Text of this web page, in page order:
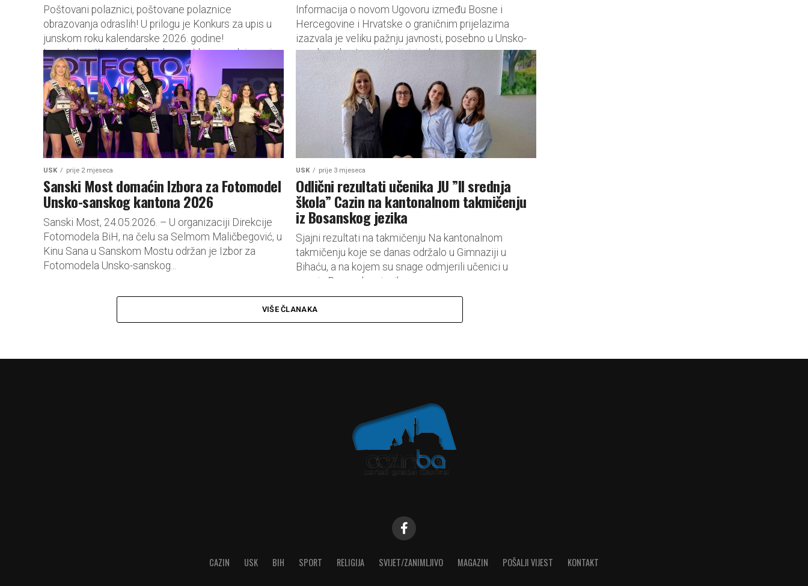
Poštovani polaznici, poštovane polaznice
obrazovanja odraslih! U prilogu je Konkurs za upis u
junskom roku kalendarske 2026. godine!
Izvor:https://www.facebook.com/drugasrednjacazin
Informacija o novom Ugovoru između Bosne i
Hercegovine i Hrvatske o graničnim prijelazima
izazvala je veliku pažnju javnosti, posebno u Unsko-
sanskom kantonu i Krajini, jer bi...
USK prije 2 mjeseca
Sanski Most domaćin Izbora za Fotomodel
Unsko-sanskog kantona 2026
Sanski Most, 24.05.2026. – U organizaciji Direkcije
Fotomodela BiH, na čelu sa Selmom Maličbegović, u
Kinu Sana u Sanskom Mostu održan je Izbor za
Fotomodela Unsko-sanskog...
USK prije 3 mjeseca
Odlični rezultati učenika JU ”II srednja
škola” Cazin na kantonalnom takmičenju
iz Bosanskog jezika
Sjajni rezultati na takmičenju Na kantonalnom
takmičenju koje se danas održalo u Gimnaziji u
Bihaću, a na kojem su snage odmjerili učenici u
znanju Bosanskog jezika...
VIŠE ČLANAKA
CAZIN USK BIH SPORT RELIGIJA SVIJET/ZANIMLJIVO MAGAZIN POŠALJI VIJEST KONTAKT